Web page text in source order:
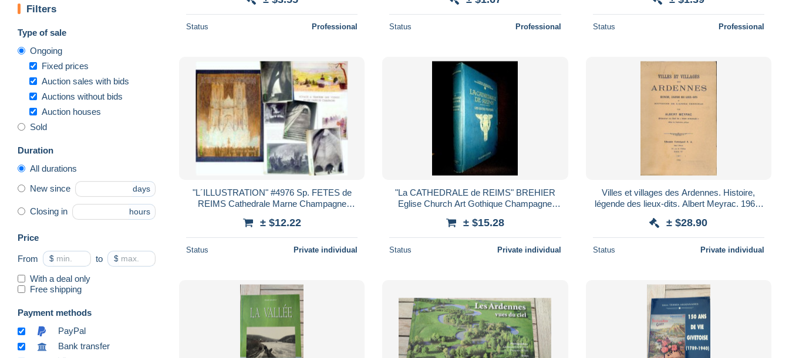
Filters
Type of sale
Ongoing
Fixed prices
Auction sales with bids
Auctions without bids
Auction houses
Sold
Duration
All durations
New since days
Closing in hours
Price
From $ to $
With a deal only
Free shipping
Payment methods
PayPal
Bank transfer
Status Professional Status Professional Status Professional
"L´ILLUSTRATION" #4976 Sp. FETES de
REIMS Cathedrale Marne Champagne
± $12.22
Status Private individual
"La CATHEDRALE de REIMS" BREHIER
Eglise Church Art Gothique Champagne
± $15.28
Status Private individual
Villes et villages des Ardennes. Histoire,
légende des lieux-dits. Albert Meyrac. 1966.
± $28.90
Status Private individual